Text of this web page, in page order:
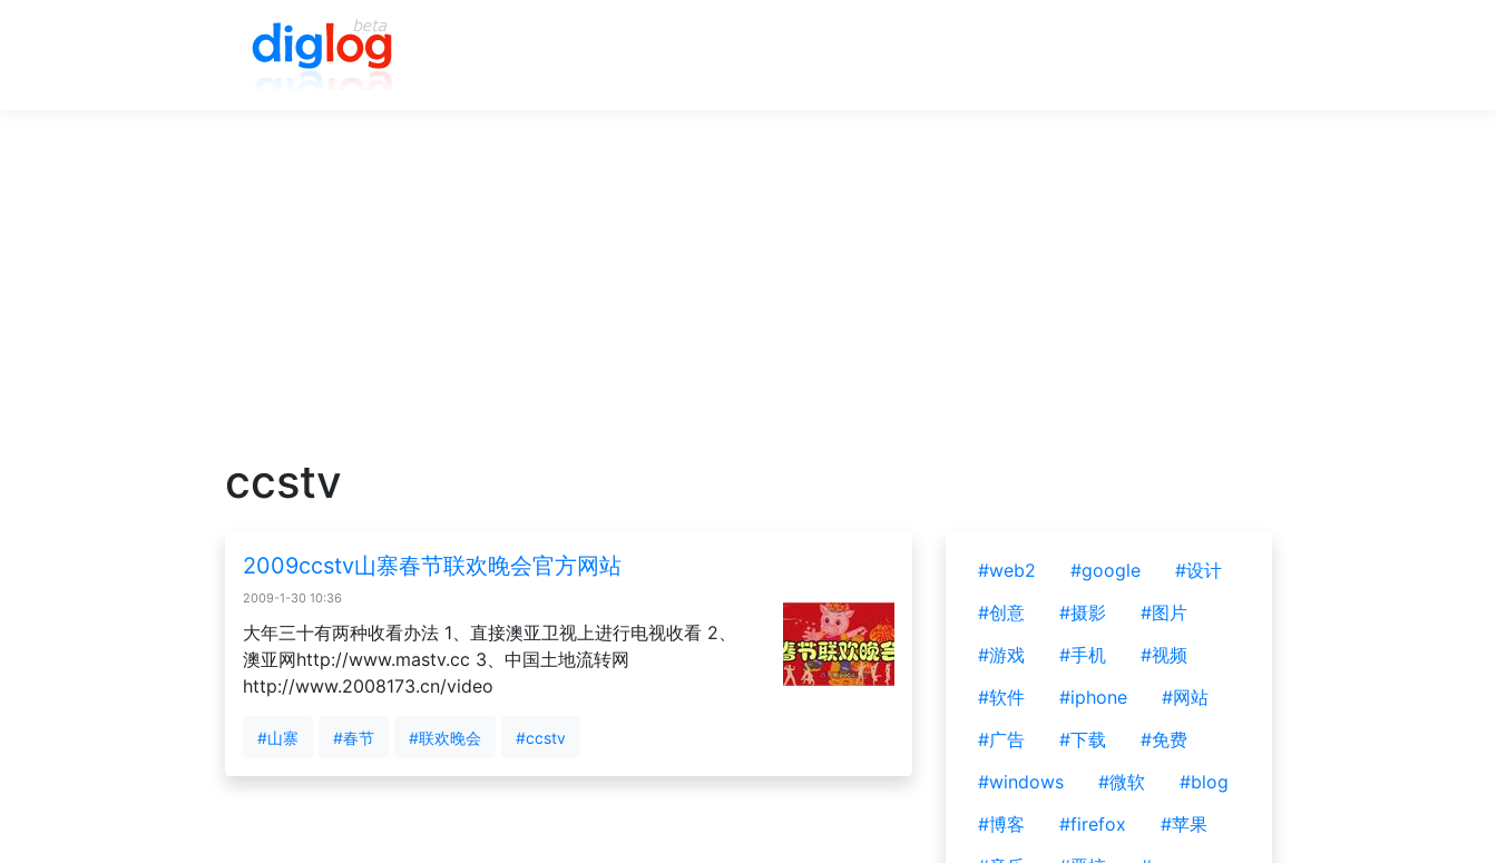
ccstv
2009ccstv山寨春节联欢晚会官方网站
2009-1-30 10:36
大年三十有两种收看办法 1、直接澳亚卫视上进行电视收看 2、
澳亚网http://www.mastv.cc 3、中国土地流转网
http://www.2008173.cn/video
#山寨 #春节 #联欢晚会 #ccstv
#web2 #google
#设计
#创意
#摄影
#图片
#游戏
#手机
#视频
#软件
#iphone
#网站
#广告
#下载
#免费
#windows
#微软
#blog
#博客
#firefox
#苹果